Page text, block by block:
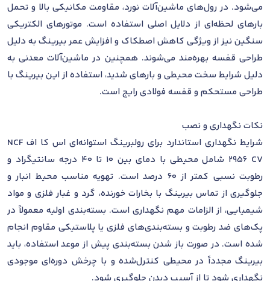
می‌شود. در رول‌های ماشین‌آلات نورد، مقاومت مکانیکی بالا و تحمل
بارهای لحظه‌ای از دلایل اصلی استفاده است. موتورهای الکتریکی
سنگین نیز از ویژگی کاهش اصطکاک و افزایش عمر بیرینگ به دلیل
طراحی قفسه بهره‌مند می‌شوند. همچنین در ماشین‌آلات معدنی به
دلیل شرایط سخت محیطی و بارهای شدید، استفاده از این بیرینگ با
طراحی مستحکم و قفسه فولادی رایج است.
نکات نگهداری و نصب
شرایط نگهداری استاندارد برای رولبرینگ استوانه‌ای اس کا اف NCF
2956 CV شامل محیطی با دمای بین 10 تا 40 درجه سانتیگراد و
رطوبت نسبی کمتر از 60 درصد است. تهویه مناسب محیط انبار و
جلوگیری از تماس بیرینگ با بخارات خورنده، گرد و غبار فلزی و مواد
شیمیایی، از الزامات مهم نگهداری است. بسته‌بندی اولیه معمولاً در
پک‌های ضد رطوبت و بسته‌بندی‌های فلزی یا پلاستیکی مقاوم انجام
شده است. در صورت باز شدن بسته‌بندی پیش از موعد استفاده، باید
بیرینگ مجدداً در محیطی کنترل‌شده و با چرخش دوره‌ای موجودی